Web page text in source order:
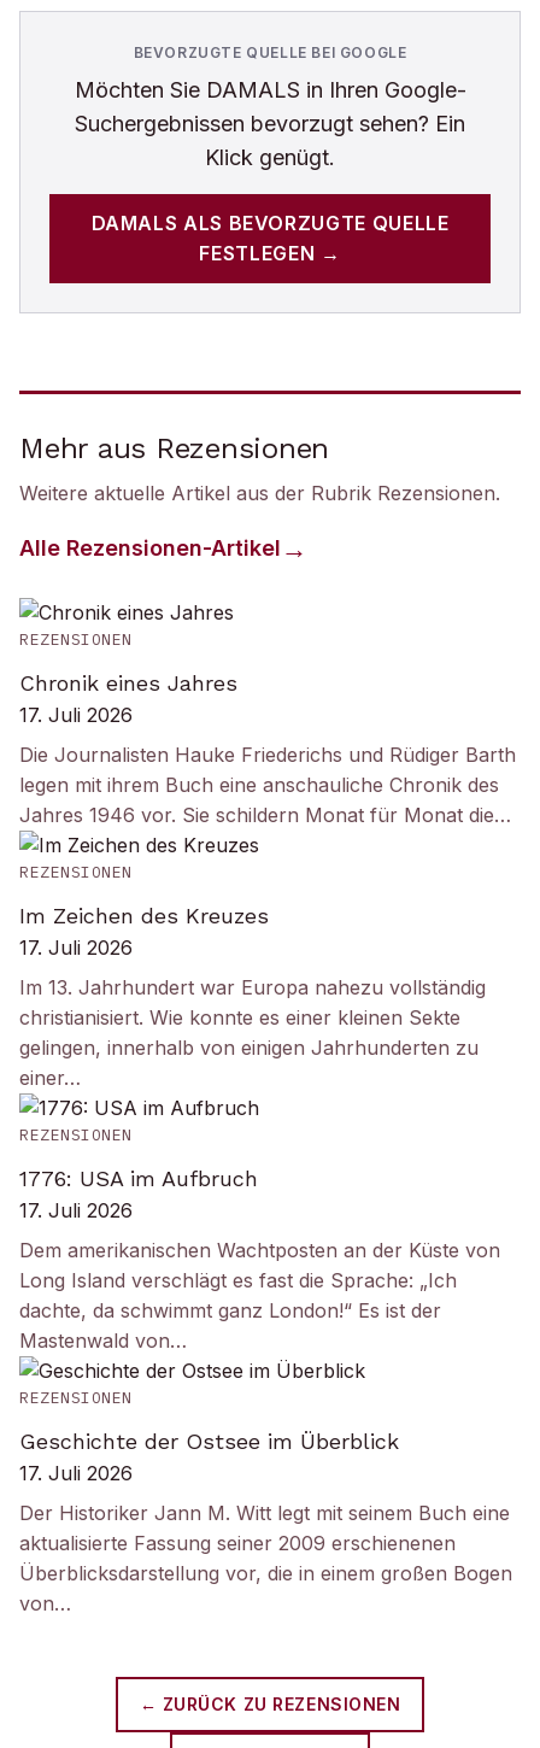
BEVORZUGTE QUELLE BEI GOOGLE
Möchten Sie DAMALS in Ihren Google-
Suchergebnissen bevorzugt sehen? Ein
Klick genügt.
DAMALS ALS BEVORZUGTE QUELLE
FESTLEGEN →
Mehr aus Rezensionen
Weitere aktuelle Artikel aus der Rubrik Rezensionen.
Alle Rezensionen-Artikel
REZENSIONEN
Chronik eines Jahres
17. Juli 2026
Die Journalisten Hauke Friederichs und Rüdiger Barth
legen mit ihrem Buch eine anschauliche Chronik des
Jahres 1946 vor. Sie schildern Monat für Monat die…
REZENSIONEN
Im Zeichen des Kreuzes
17. Juli 2026
Im 13. Jahrhundert war Europa nahezu vollständig
christianisiert. Wie konnte es einer kleinen Sekte
gelingen, innerhalb von einigen Jahrhunderten zu
einer…
REZENSIONEN
1776: USA im Aufbruch
17. Juli 2026
Dem amerikanischen Wachtposten an der Küste von
Long Island verschlägt es fast die Sprache: „Ich
dachte, da schwimmt ganz London!“ Es ist der
Mastenwald von…
REZENSIONEN
Geschichte der Ostsee im Überblick
17. Juli 2026
Der Historiker Jann M. Witt legt mit seinem Buch eine
aktualisierte Fassung seiner 2009 erschienenen
Überblicksdarstellung vor, die in einem großen Bogen
von…
← ZURÜCK ZU REZENSIONEN